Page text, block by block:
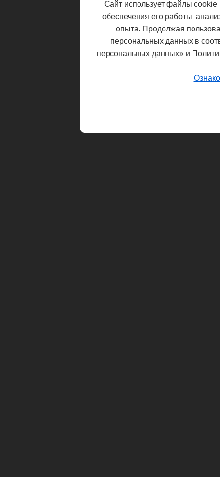
Сайт использует файлы cookie
обеспечения его работы,
опыта. Продолжая
персональных данных в
персональных данных» и